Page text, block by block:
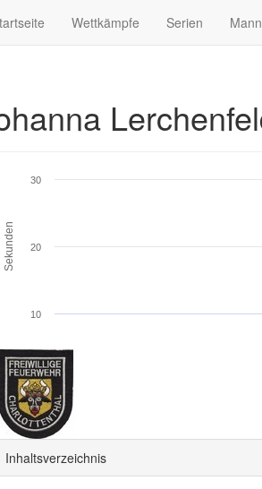
Wettkämpfe Serien
Sekunden
10
20
30
Inhaltsverzeichnis